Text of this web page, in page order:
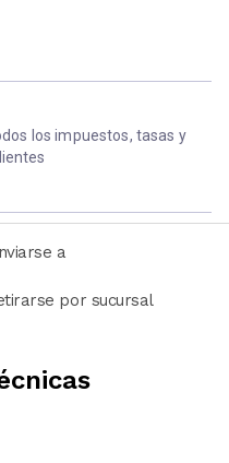
los impuestos, tasas y
a
por sucursal